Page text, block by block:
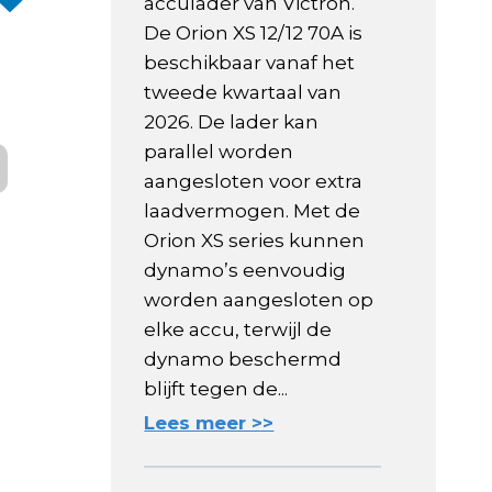
De Orion XS 12/12 70A is
beschikbaar vanaf het
tweede kwartaal van
2026. De lader kan
parallel worden
aangesloten voor extra
laadvermogen. Met de
Orion XS series kunnen
dynamo’s eenvoudig
worden aangesloten op
elke accu, terwijl de
dynamo beschermd
blijft tegen de...
Lees meer >>